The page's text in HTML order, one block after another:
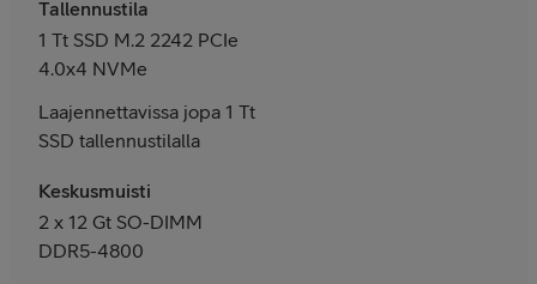
Tallennustila
1 Tt SSD M.2 2242 PCIe
4.0x4 NVMe
Laajennettavissa jopa 1 Tt
SSD tallennustilalla
Keskusmuisti
2 x 12 Gt SO-DIMM
DDR5-4800